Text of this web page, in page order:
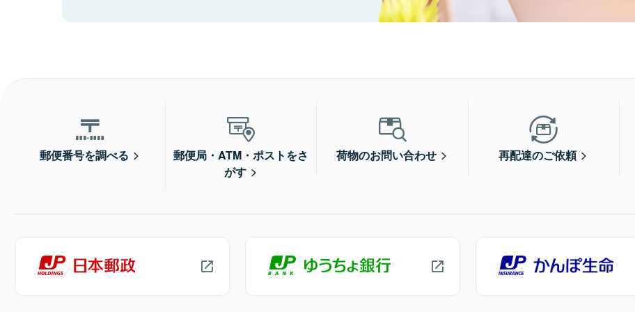
郵便番号を調べる
郵便局・ATM・ポストをさ
がす
荷物のお問い合わせ 再配達のご依頼